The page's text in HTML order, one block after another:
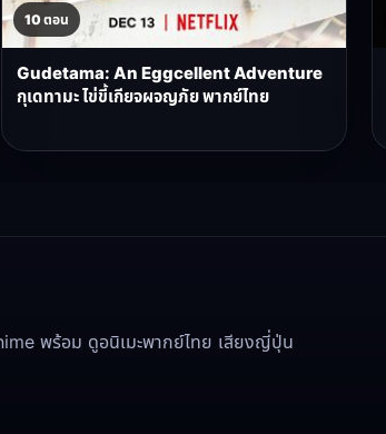
10 ตอน
Gudetama: An Eggcellent Adventure
กุเดทามะ ไข่ขี้เกียจผจญภัย พากย์ไทย
พร้อม ดูอนิเมะพากย์ไทย เสียงญี่ปุ่น